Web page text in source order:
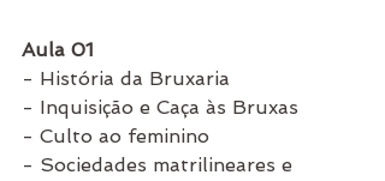
Aula 01
- História da Bruxaria
- Inquisição e Caça às Bruxas
- Culto ao feminino
- Sociedades matrilineares e